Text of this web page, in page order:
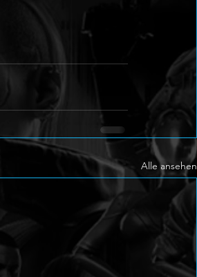
Alle ansehen